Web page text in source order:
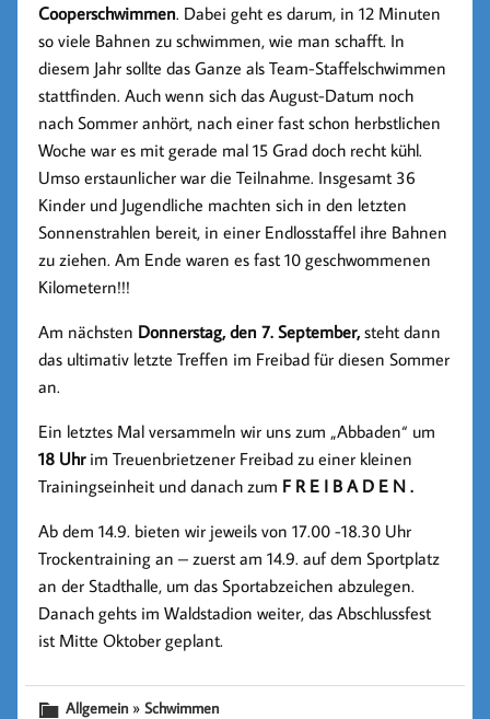
Cooperschwimmen. Dabei geht es darum, in 12 Minuten
so viele Bahnen zu schwimmen, wie man schafft. In
diesem Jahr sollte das Ganze als Team-Staffelschwimmen
stattfinden. Auch wenn sich das August-Datum noch
nach Sommer anhört, nach einer fast schon herbstlichen
Woche war es mit gerade mal 15 Grad doch recht kühl.
Umso erstaunlicher war die Teilnahme. Insgesamt 36
Kinder und Jugendliche machten sich in den letzten
Sonnenstrahlen bereit, in einer Endlosstaffel ihre Bahnen
zu ziehen. Am Ende waren es fast 10 geschwommenen
Kilometern!!!
Am nächsten Donnerstag, den 7. September,steht dann
das ultimativ letzte Treffen im Freibad für diesen Sommer
an.
Ein letztes Mal versammeln wir uns zum „Abbaden“ um
18 Uhrim Treuenbrietzener Freibad zu einer kleinen
Trainingseinheit und danach zum F R E I B A D E N .
Ab dem 14.9. bieten wir jeweils von 17.00 -18.30 Uhr
Trockentraining an – zuerst am 14.9. auf dem Sportplatz
an der Stadthalle, um das Sportabzeichen abzulegen.
Danach gehts im Waldstadion weiter, das Abschlussfest
ist Mitte Oktober geplant.
Allgemein »Schwimmen